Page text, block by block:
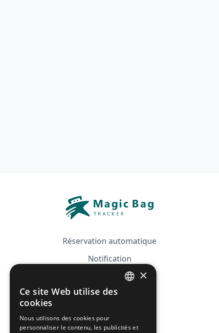
Réservation automatique
Notification
Tarifs
FAQ
×
Ce site Web utilise des
cookies
Nous utilisons des cookies pour
personnaliser le contenu, les publicités et